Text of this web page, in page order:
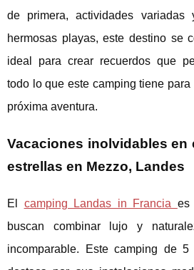
de primera, actividades
hermosas playas, este destino se
ideal para crear recuerdos que
todo lo que este camping tiene
próxima aventura.
Vacaciones inolvidables en
estrellas en Mezzo, Landes
El camping Landas in Francia es
buscan combinar lujo y
incomparable.
Este camping de 5